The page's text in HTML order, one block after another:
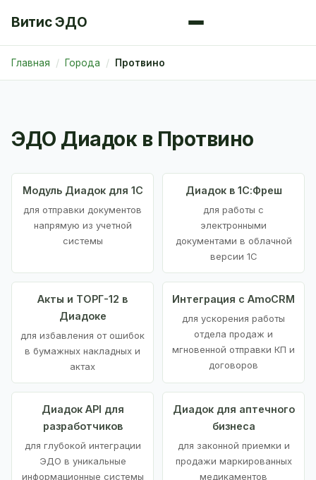
Витис ЭДО
Главная Города Протвино
ЭДО Диадок в Протвино
Модуль Диадок для 1С
для отправки документов
напрямую из учетной
системы
Диадок в 1С:Фреш
для работы с
электронными
документами в облачной
версии 1С
Акты и ТОРГ-12 в
Диадоке
для избавления от ошибок
в бумажных накладных и
актах
Интеграция с AmoCRM
для ускорения работы
отдела продаж и
мгновенной отправки КП и
договоров
Диадок API для
разработчиков
для глубокой интеграции
ЭДО в уникальные
информационные системы
Диадок для аптечного
бизнеса
для законной приемки и
продажи маркированных
медикаментов